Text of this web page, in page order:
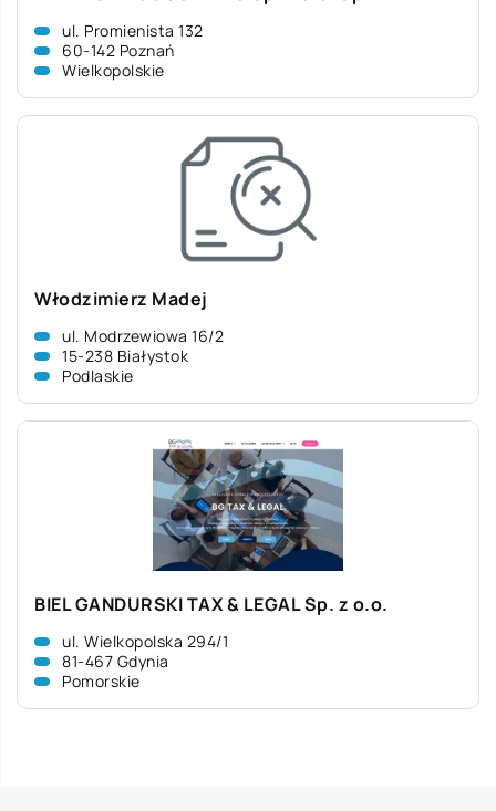
ul. Promienista 132
60-142 Poznań
Wielkopolskie
Włodzimierz Madej
ul. Modrzewiowa 16/2
15-238 Białystok
Podlaskie
BIEL GANDURSKI TAX & LEGAL Sp. z o.o.
ul. Wielkopolska 294/1
81-467 Gdynia
Pomorskie